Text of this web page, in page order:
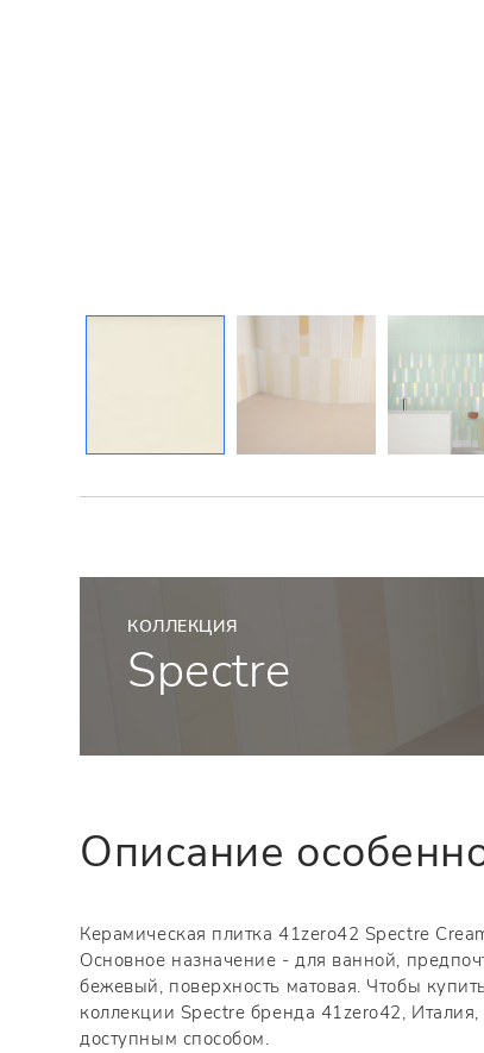
КОЛЛЕКЦИЯ
Spectre
Описание
Керамическая плитка 41zero42 Spectre
Основное назначение - для ванной,
бежевый, поверхность матовая. Чтобы
коллекции Spectre бренда 41zero42,
доступным способом.